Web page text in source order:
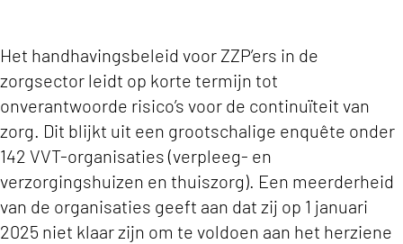
Het handhavingsbeleid voor ZZP’ers in de
zorgsector leidt op korte termijn tot
onverantwoorde risico’s voor de continuïteit van
zorg. Dit blijkt uit een grootschalige enquête onder
142 VVT-organisaties (verpleeg- en
verzorgingshuizen en thuiszorg). Een meerderheid
van de organisaties geeft aan dat zij op 1 januari
2025 niet klaar zijn om te voldoen aan het herziene